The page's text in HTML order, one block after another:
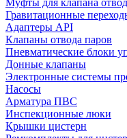
Муфты для клапана
Гравитационные
Адаптеры API
Клапаны отвода паров
Пневматические блоки
Донные клапаны
Электронные системы
Насосы
Арматура ПВС
Инспекционные люки
Крышки цистерн